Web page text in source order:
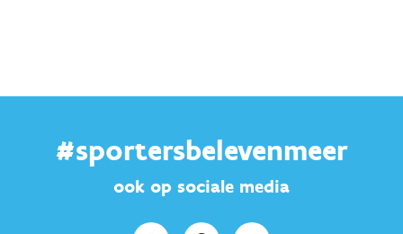
#sportersbelevenmeer
ook op sociale media